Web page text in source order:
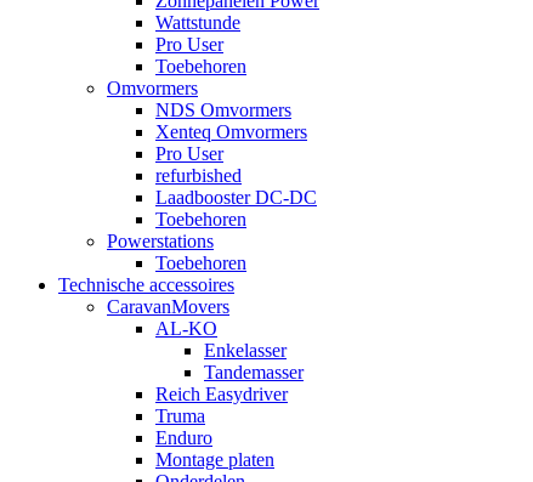
Wattstunde
Pro User
Toebehoren
Omvormers
NDS Omvormers
Xenteq Omvormers
Pro User
refurbished
Laadbooster DC-DC
Toebehoren
Powerstations
Toebehoren
Technische accessoires
CaravanMovers
AL-KO
Enkelasser
Tandemasser
Reich Easydriver
Truma
Enduro
Montage platen